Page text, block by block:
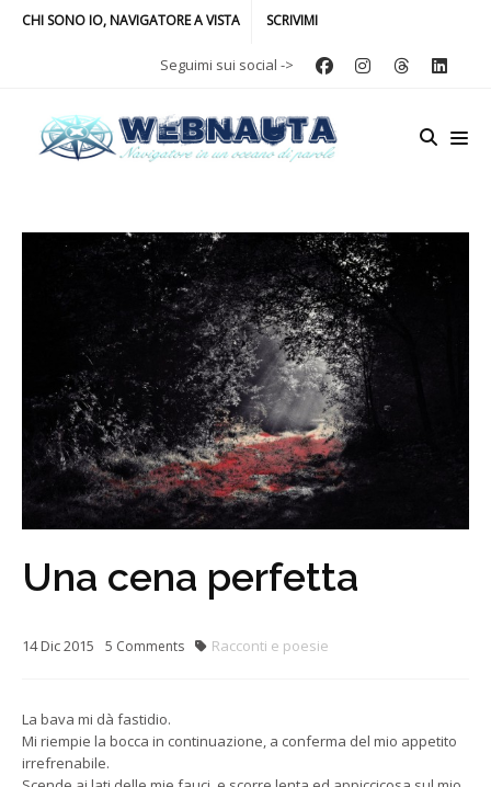
CHI SONO IO, NAVIGATORE A VISTA SCRIVIMI
Seguimi sui social ->
Una cena perfetta
14Dic2015 5 Comments Racconti e poesie
La bava mi dà fastidio.
Mi riempie la bocca in continuazione, a conferma del mio appetito
irrefrenabile.